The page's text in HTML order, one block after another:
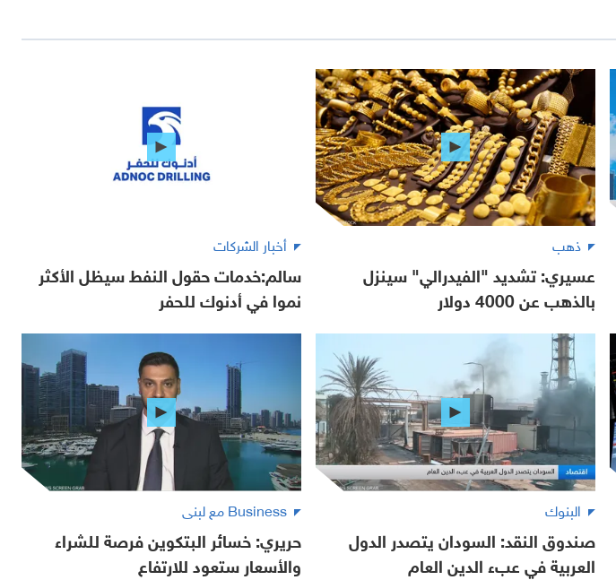
ذهب
عسيري: تشديد "الفيدرالي" سينزل
بالذهب عن 4000 دولار
أخبار الشركات
سالم:خدمات حقول النفط سيظل الأكثر
نموا في أدنوك للحفر
البنوك
صندوق النقد: السودان يتصدر الدول
العربية في عبء الدين العام
Business مع لبنى
حريري: خسائر البتكوين فرصة للشراء
والأسعار ستعود للارتفاع